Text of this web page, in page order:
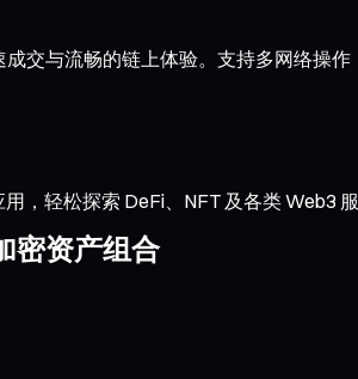
交与流畅的链上体验。支持多网络操作
，轻松探索 DeFi、NFT 及各类 Web3
密资产组合